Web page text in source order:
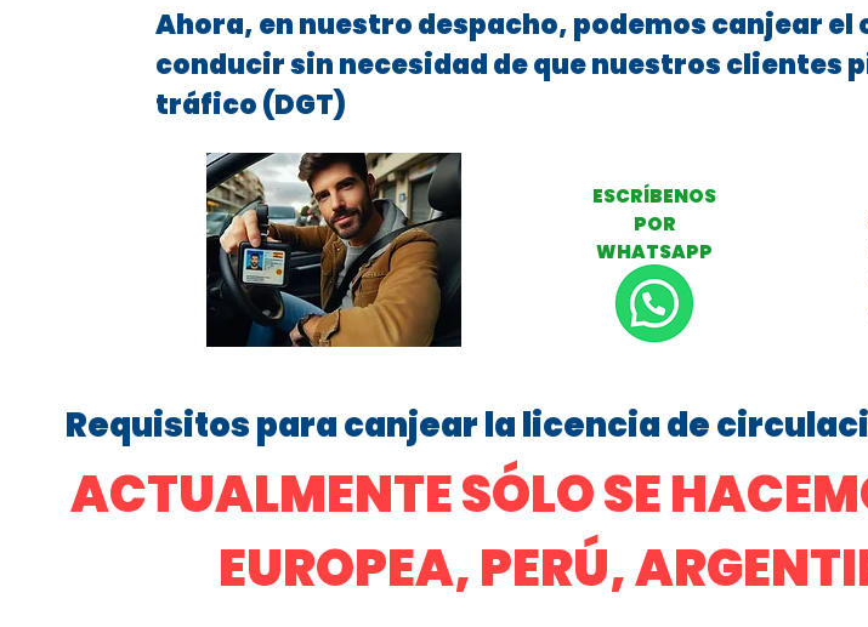
Ahora, en nuestro despacho, podemos canjear el
conducir sin necesidad de que nuestros clientes
tráfico (DGT)
ESCRÍBENOS
POR
WHATSAPP
Requisitos para canjear la licencia de
ACTUALMENTE SÓLO SE
EUROPEA, PERÚ,